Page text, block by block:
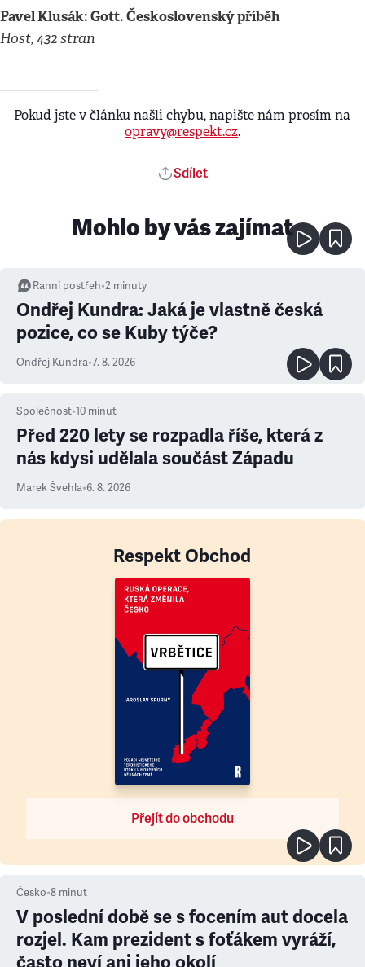
Pavel Klusák: Gott. Československý příběh
Host, 432 stran
Pokud jste v článku našli chybu, napište nám prosím na
opravy@respekt.cz.
Sdílet
Mohlo by vás zajímat
Ranní postřeh•2 minuty
Ondřej Kundra: Jaká je vlastně česká
pozice, co se Kuby týče?
Ondřej Kundra•7. 8. 2026
Společnost•10 minut
Před 220 lety se rozpadla říše, která z
nás kdysi udělala součást Západu
Marek Švehla•6. 8. 2026
Respekt Obchod
Přejít do obchodu
Česko•8 minut
V poslední době se s focením aut docela
rozjel. Kam prezident s foťákem vyráží,